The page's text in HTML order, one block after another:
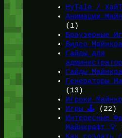
HyTale /
Анимации
(1)
Браузерные
Видео
Гайды для
Гайды
Генераторы
(13)
Игроки
Игры 🕹️ (22)
Интересные
Майнкрафт 💡